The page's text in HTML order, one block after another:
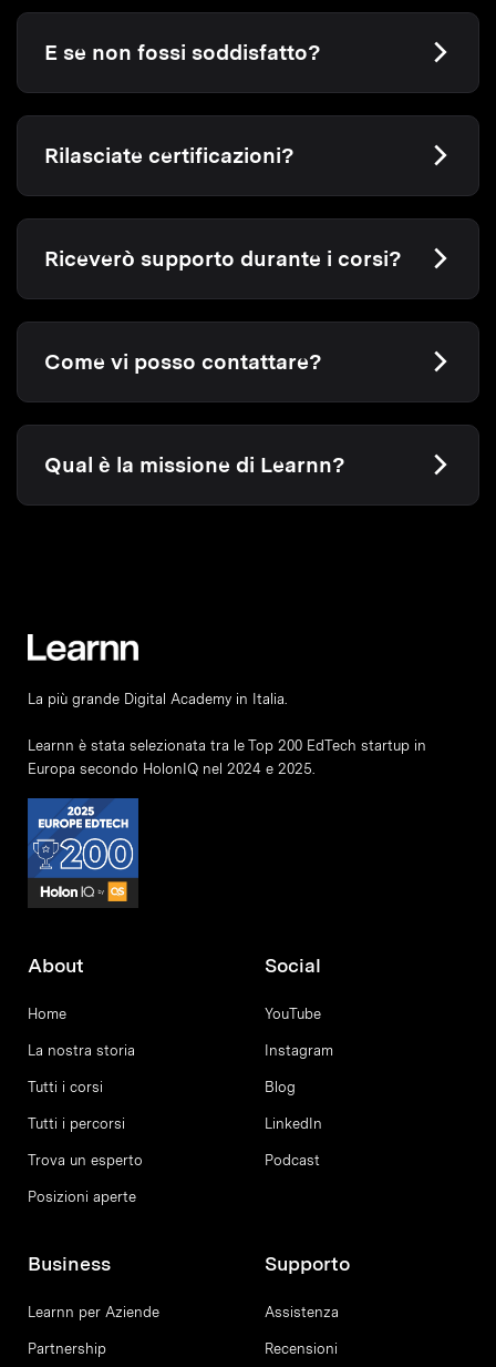
E se non fossi soddisfatto?
Rilasciate certificazioni?
Riceverò supporto durante i corsi?
Come vi posso contattare?
Qual è la missione di Learnn?
La più grande Digital Academy in Italia.
Learnn è stata selezionata tra le Top 200 EdTech startup in
Europa secondo HolonIQ nel 2024 e 2025.
About
Home
La nostra storia
Tutti i corsi
Tutti i percorsi
Trova un esperto
Posizioni aperte
Social
YouTube
Instagram
Blog
LinkedIn
Podcast
Business
Learnn per Aziende
Partnership
Supporto
Assistenza
Recensioni